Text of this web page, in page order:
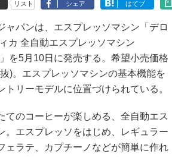
リスト シェア はてブ
パンは、エスプレッソマシン「デロ
カ 全自動エスプレッソマシン
を5月10日に発売する。希望小売価格
)。エスプレッソマシンの基本機能を
トリーモデルに位置づけられている。
のコーヒーが楽しめる、全自動エス
。エスプレッソをはじめ、レギュラー
ェラテ、カプチーノなどが簡単に作れ